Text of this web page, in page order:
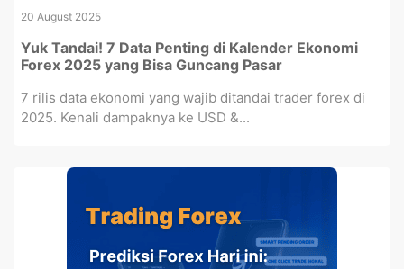
20 August 2025
Yuk Tandai! 7 Data Penting di Kalender Ekonomi
Forex 2025 yang Bisa Guncang Pasar
7 rilis data ekonomi yang wajib ditandai trader forex di
2025. Kenali dampaknya ke USD &...